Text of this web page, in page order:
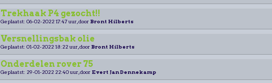
Trekhaak P4 gezocht!!
Geplaatst: 06-02-2022 17:47 uur, door Bront Hilberts
Versnellingsbak olie
Geplaatst: 01-02-2022 18:22 uur, door Bront Hilberts
Onderdelen rover 75
Geplaatst: 29-01-2022 22:40 uur, door Evert Jan Dennekamp